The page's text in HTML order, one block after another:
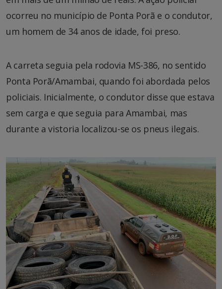
ocorreu no município de Ponta Porã e o condutor,
um homem de 34 anos de idade, foi preso.
A carreta seguia pela rodovia MS-386, no sentido
Ponta Porã/Amambai, quando foi abordada pelos
policiais. Inicialmente, o condutor disse que estava
sem carga e que seguia para Amambai, mas
durante a vistoria localizou-se os pneus ilegais.